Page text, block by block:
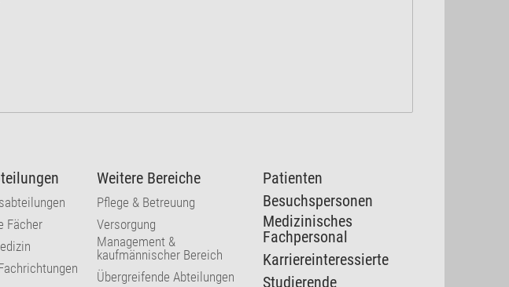
Fächer
Weitere Bereiche
Pflege & Betreuung
Versorgung
Management &
kaufmännischer Bereich
Übergreifende Abteilungen
Patienten
Besuchspersonen
Medizinisches
Fachpersonal
Karriereinteressierte
Studierende